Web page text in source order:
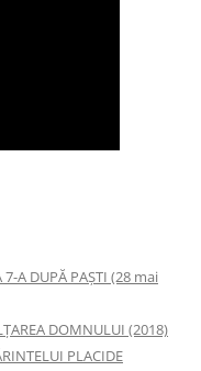
A DUPĂ PAȘTI (28 mai
DOMNULUI (2018)
PLACIDE